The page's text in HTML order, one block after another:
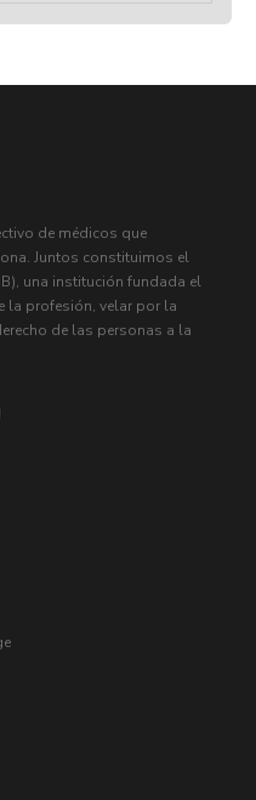
de médicos que
Juntos constituimos el
una institución fundada el
la profesión, velar por la
de las personas a la